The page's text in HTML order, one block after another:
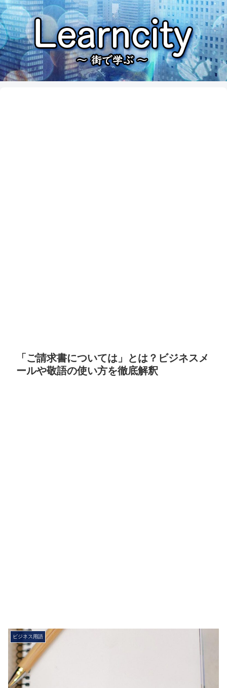
「ご請求書については」とは？ビジネスメ
ールや敬語の使い方を徹底解釈
ビジネス用語